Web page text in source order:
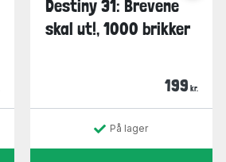
Destiny 31: Brevene
skal ut!, 1000 brikker
199 kr.
På lager